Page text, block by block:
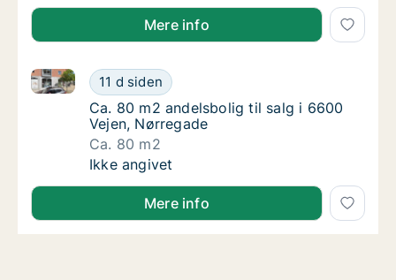
Mere info
Ca. 80 m2 andelsbolig til salg i 6600 Vejen,
11 d siden
Ca. 80 m2 andelsbolig til salg i 6600 Vejen,
Ca. 80 m2 andelsbolig til salg i 6600 Vejen,
Ca. 80 m2 andelsbolig til salg i 6600
Vejen, Nørregade
Ca. 80 m2
Ca. 80 m2 andelsbolig til salg i 6600 Vejen,
Ikke angivet
Mere info